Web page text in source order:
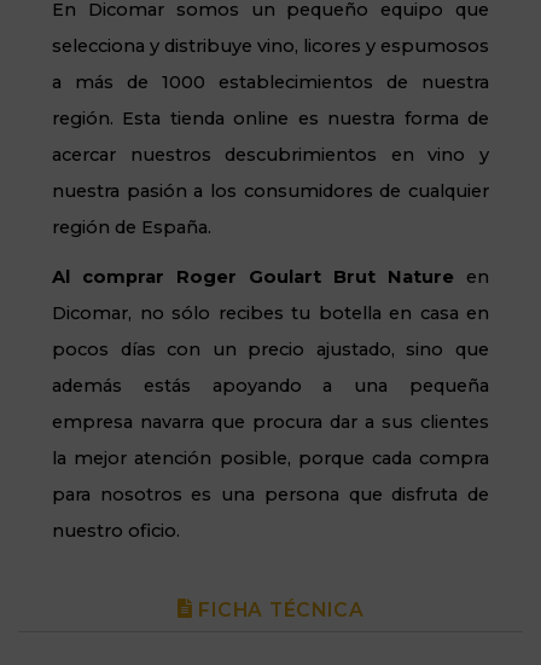
En Dicomar somos un pequeño equipo que
selecciona y distribuye vino, licores y espumosos
a más de 1000 establecimientos de nuestra
región. Esta tienda online es nuestra forma de
acercar nuestros descubrimientos en vino y
nuestra pasión a los consumidores de cualquier
región de España.
Al comprar Roger Goulart Brut Nature en
Dicomar, no sólo recibes tu botella en casa en
pocos días con un precio ajustado, sino que
además estás apoyando a una pequeña
empresa navarra que procura dar a sus clientes
la mejor atención posible, porque cada compra
para nosotros es una persona que disfruta de
nuestro oficio.
FICHA TÉCNICA